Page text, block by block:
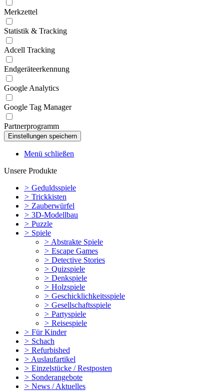
Merkzettel
Statistik & Tracking
Adcell Tracking
Endgeräteerkennung
Google Analytics
Google Tag Manager
Partnerprogramm
Menü schließen
Unsere Produkte
> Geduldsspiele
> Trickkisten
> Zauberwürfel
> 3D-Modellbau
> Puzzle
> Spiele
> Abstrakte Spiele
> Escape Games
> Detective Stories
> Quizspiele
> Denkspiele
> Holzspiele
> Geschicklichkeitsspiele
> Gesellschaftsspiele
> Partyspiele
> Reisespiele
> Für Kinder
> Schach
> Refurbished
> Auslaufartikel
> Einzelstücke / Restposten
> Sonderangebote
> News / Aktuelles